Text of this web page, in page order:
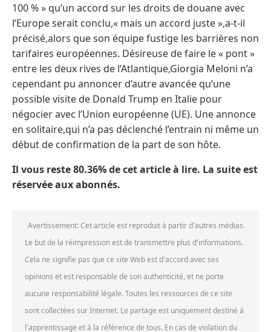
100 % » qu’un accord sur les droits de douane avec
l’Europe serait conclu,« mais un accord juste »,a-t-il
précisé,alors que son équipe fustige les barrières non
tarifaires européennes. Désireuse de faire le « pont »
entre les deux rives de l’Atlantique,Giorgia Meloni n’a
cependant pu annoncer d’autre avancée qu’une
possible visite de Donald Trump en Italie pour
négocier avec l’Union européenne (UE). Une annonce
en solitaire,qui n’a pas déclenché l’entrain ni même un
début de confirmation de la part de son hôte.
Il vous reste 80.36% de cet article à lire. La suite est
réservée aux abonnés.
Avertissement: Cet article est reproduit à partir d'autres médias.
Le but de la réimpression est de transmettre plus d'informations.
Cela ne signifie pas que ce site Web est d'accord avec ses
opinions et est responsable de son authenticité, et ne porte
aucune responsabilité légale. Toutes les ressources de ce site
sont collectées sur Internet. Le partage est uniquement destiné à
l'apprentissage et à la référence de tous. En cas de violation du